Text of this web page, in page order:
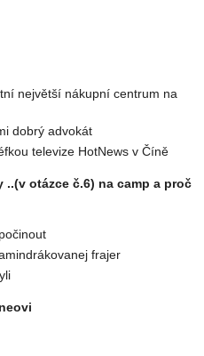
největší nákupní centrum na
dobrý advokát
televize HotNews v Číně
otázce č.6) na camp a proč
frajer